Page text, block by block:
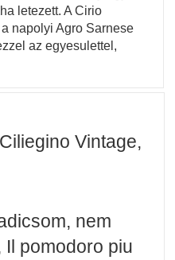
letezett. A Cirio
napolyi Agro Sarnese
az egyesulettel,
Ciliegino Vintage,
nem
Il pomodoro piu